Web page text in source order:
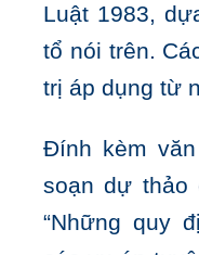
Luật 1983,
tổ nói trên.
trị áp dụng từ
Đính kèm
soạn dự thảo
“Những quy